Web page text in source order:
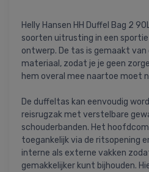
Helly Hansen HH Duffel Bag 2
soorten uitrusting in een
ontwerp. De tas is gemaakt
materiaal, zodat je je geen
hem overal mee naartoe moet
De duffeltas kan eenvoudig
reisrugzak met verstelbare
schouderbanden. Het
toegankelijk via de ritsopening
interne als externe vakken
gemakkelijker kunt bijhouden.